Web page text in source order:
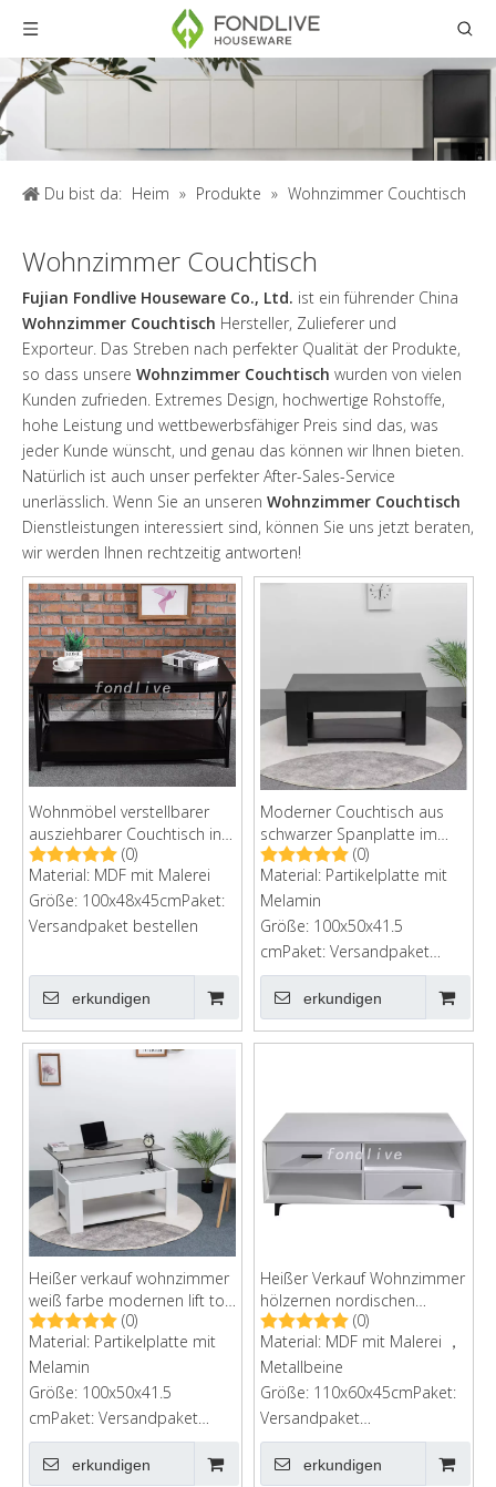
Du bist da: Heim » Produkte » Wohnzimmer Couchtisch
Wohnzimmer Couchtisch
Fujian Fondlive Houseware Co., Ltd. ist ein führender China
Wohnzimmer Couchtisch Hersteller, Zulieferer und
Exporteur. Das Streben nach perfekter Qualität der Produkte,
so dass unsere Wohnzimmer Couchtisch wurden von vielen
Kunden zufrieden. Extremes Design, hochwertige Rohstoffe,
hohe Leistung und wettbewerbsfähiger Preis sind das, was
jeder Kunde wünscht, und genau das können wir Ihnen bieten.
Natürlich ist auch unser perfekter After-Sales-Service
unerlässlich. Wenn Sie an unseren Wohnzimmer Couchtisch
Dienstleistungen interessiert sind, können Sie uns jetzt beraten,
wir werden Ihnen rechtzeitig antworten!
Wohnmöbel verstellbarer
ausziehbarer Couchtisch in
modernem Design für das
Wohnzimmer
(0)
Material: MDF mit Malerei
Größe: 100x48x45cmPaket:
Versandpaket bestellen
erkundigen
Moderner Couchtisch aus
schwarzer Spanplatte im
Wohnzimmer(0)
Material: Partikelplatte mit
Melamin
Größe: 100x50x41.5
cmPaket: Versandpaket
bestellenKartongröße:
113x58x11cmG.W.:22 kg
erkundigen
Heißer verkauf wohnzimmer
weiß farbe modernen lift top
couchtisch
(0)
Material: Partikelplatte mit
Melamin
Größe: 100x50x41.5
cmPaket: Versandpaket
bestellenKartongröße:
113x58x11cm
erkundigen
Heißer Verkauf Wohnzimmer
hölzernen nordischen
modernen Tee-Couchtisch
mit 2 Schubladen und
Metallbeinen
(0)
Material: MDF mit Malerei ，
Metallbeine
Größe: 110x60x45cmPaket:
Versandpaket
bestellenKartongröße:
120*67*10 cm
erkundigen